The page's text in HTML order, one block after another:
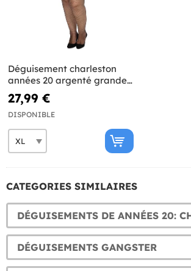
Déguisement charleston
années 20 argenté grande
taille
27,99 €
DISPONIBLE
CATEGORIES SIMILAIRES
DÉGUISEMENTS GANGSTER